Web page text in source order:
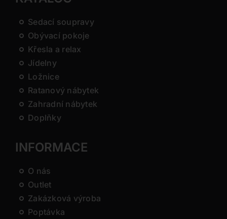
Sedací soupravy
Obývací pokoje
Křesla a relax
Jídelny
Ložnice
Ratanový nábytek
Zahradní nábytek
Doplňky
INFORMACE
O nás
Outlet
Zakázková výroba
Poptávka